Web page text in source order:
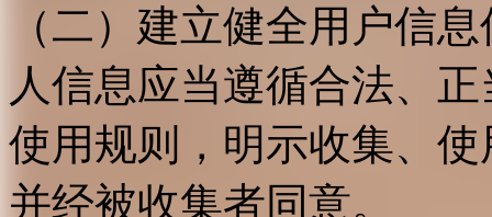
（二）建立健全用户信
人信息应当遵循合法、
使用规则，明示收集、
并经被收集者同意。